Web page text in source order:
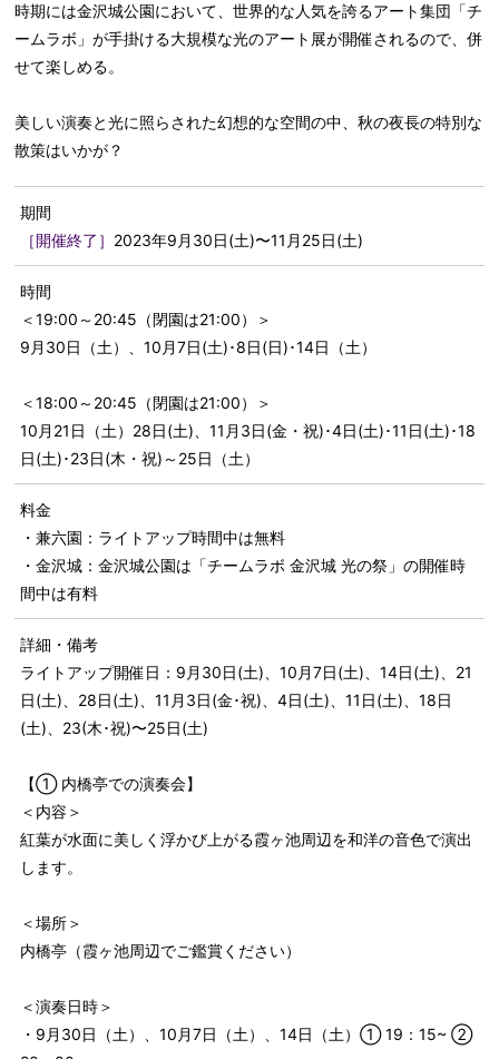
時期には金沢城公園において、世界的な人気を誇るアート集団「チ
ームラボ」が手掛ける大規模な光のアート展が開催されるので、併
せて楽しめる。
美しい演奏と光に照らされた幻想的な空間の中、秋の夜長の特別な
散策はいかが？
期間
［開催終了］ 2023年9月30日(土)〜11月25日(土)
時間
＜19:00～20:45（閉園は21:00）＞
9月30日（土）、10月7日(土)･8日(日)･14日（土）
＜18:00～20:45（閉園は21:00）＞
10月21日（土）28日(土)、11月3日(金・祝)･4日(土)･11日(土)･18
日(土)･23日(木・祝)～25日（土）
料金
・兼六園：ライトアップ時間中は無料
・金沢城：金沢城公園は「チームラボ 金沢城 光の祭」の開催時
間中は有料
詳細・備考
ライトアップ開催日：9月30日(土)、10月7日(土)、14日(土)、21
日(土)、28日(土)、11月3日(金･祝)、4日(土)、11日(土)、18日
(土)、23(木･祝)〜25日(土)
【① 内橋亭での演奏会】
＜内容＞
紅葉が水面に美しく浮かび上がる霞ヶ池周辺を和洋の音色で演出
します。
＜場所＞
内橋亭（霞ヶ池周辺でご鑑賞ください）
＜演奏日時＞
・9月30日（土）、10月7日（土）、14日（土）① 19：15~ ②